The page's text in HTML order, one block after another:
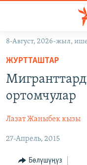
Навигацияга
өтүңүз
Издөөгө
салыңызКЫРГЫЗСТАН
ЭКОНОМИКА
МАДАНИЯТ
ДҮЙНӨ
БОРБОР АЗИЯ
УКРАИНА
АТАЙЫН ИЛИКТӨӨ
ТВ ПРОГРАММАЛАР
БҮГҮН АЗАТТЫКТА
ПОДКАСТ
8-Август, 2026-жыл,
ЖУРТТАШТАР
ортомчулар
Лазат Жаныбек кызы
27-Апрель, 2015
Бөлүшүңүз